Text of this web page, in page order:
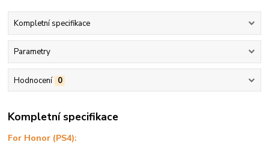
Kompletní specifikace
Parametry
Hodnocení 0
Kompletní specifikace
For Honor (PS4):